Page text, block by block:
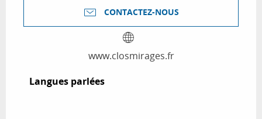
CONTACTEZ-NOUS
www.closmirages.fr
Langues parlées
Langues parlées